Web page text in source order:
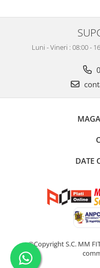
Luni - Vineri : 08:00 -
DATE
©Copyright S.C. MM